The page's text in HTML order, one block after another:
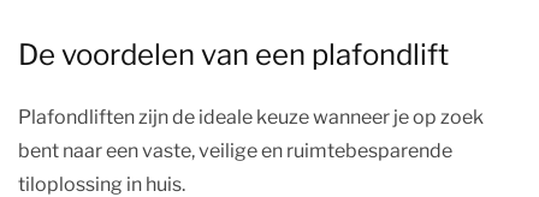
De voordelen van een plafondlift
Plafondliften zijn de ideale keuze wanneer je op zoek
bent naar een vaste, veilige en ruimtebesparende
tiloplossing in huis.